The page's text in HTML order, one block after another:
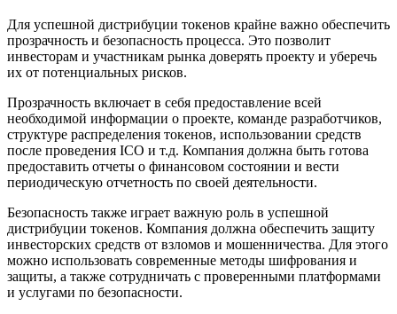
Для успешной дистрибуции токенов крайне важно обеспечить
прозрачность и безопасность процесса. Это позволит
инвесторам и участникам рынка доверять проекту и уберечь
их от потенциальных рисков.
Прозрачность включает в себя предоставление всей
необходимой информации о проекте, команде разработчиков,
структуре распределения токенов, использовании средств
после проведения ICO и т.д. Компания должна быть готова
предоставить отчеты о финансовом состоянии и вести
периодическую отчетность по своей деятельности.
Безопасность также играет важную роль в успешной
дистрибуции токенов. Компания должна обеспечить защиту
инвесторских средств от взломов и мошенничества. Для этого
можно использовать современные методы шифрования и
защиты, а также сотрудничать с проверенными платформами
и услугами по безопасности.